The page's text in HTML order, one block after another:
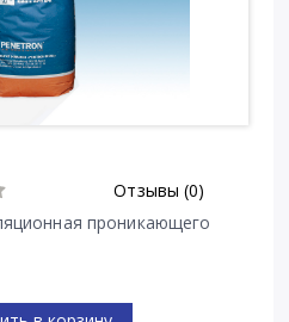
Отзывы (0)
проникающего